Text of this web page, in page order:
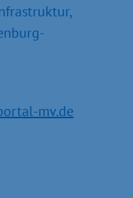
mv.de